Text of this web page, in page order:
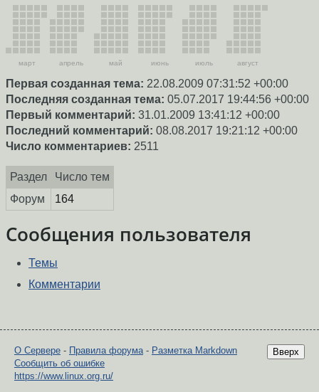
март апрель май июнь июль август
Первая созданная тема: 22.08.2009 07:31:52 +00:00
Последняя созданная тема: 05.07.2017 19:44:56 +00:00
Первый комментарий: 31.01.2009 13:41:12 +00:00
Последний комментарий: 08.08.2017 19:21:12 +00:00
Число комментариев: 2511
Раздел
Число тем
Форум
164
Сообщения пользователя
Темы
Комментарии
Вверх
О Сервере - Правила форума - Разметка Markdown
Сообщить об ошибке
https://www.linux.org.ru/